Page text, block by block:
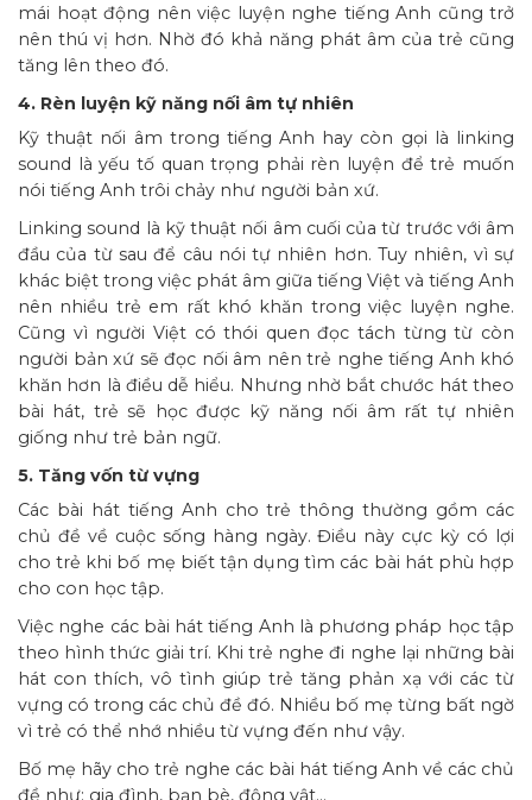
mái hoạt động nên việc luyện nghe tiếng Anh cũng trở
nên thú vị hơn. Nhờ đó khả năng phát âm của trẻ cũng
tăng lên theo đó.
4. Rèn luyện kỹ năng nối âm tự nhiên
Kỹ thuật nối âm trong tiếng Anh hay còn gọi là linking
sound là yếu tố quan trọng phải rèn luyện để trẻ muốn
nói tiếng Anh trôi chảy như người bản xứ.
Linking sound là kỹ thuật nối âm cuối của từ trước với âm
đầu của từ sau để câu nói tự nhiên hơn. Tuy nhiên, vì sự
khác biệt trong việc phát âm giữa tiếng Việt và tiếng Anh
nên nhiều trẻ em rất khó khăn trong việc luyện nghe.
Cũng vì người Việt có thói quen đọc tách từng từ còn
người bản xứ sẽ đọc nối âm nên trẻ nghe tiếng Anh khó
khăn hơn là điều dễ hiểu. Nhưng nhờ bắt chước hát theo
bài hát, trẻ sẽ học được kỹ năng nối âm rất tự nhiên
giống như trẻ bản ngữ.
5. Tăng vốn từ vựng
Các bài hát tiếng Anh cho trẻ thông thường gồm các
chủ đề về cuộc sống hàng ngày. Điều này cực kỳ có lợi
cho trẻ khi bố mẹ biết tận dụng tìm các bài hát phù hợp
cho con học tập.
Việc nghe các bài hát tiếng Anh là phương pháp học tập
theo hình thức giải trí. Khi trẻ nghe đi nghe lại những bài
hát con thích, vô tình giúp trẻ tăng phản xạ với các từ
vựng có trong các chủ đề đó. Nhiều bố mẹ từng bất ngờ
vì trẻ có thể nhớ nhiều từ vựng đến như vậy.
Bố mẹ hãy cho trẻ nghe các bài hát tiếng Anh về các chủ
đề như: gia đình, bạn bè, động vật…